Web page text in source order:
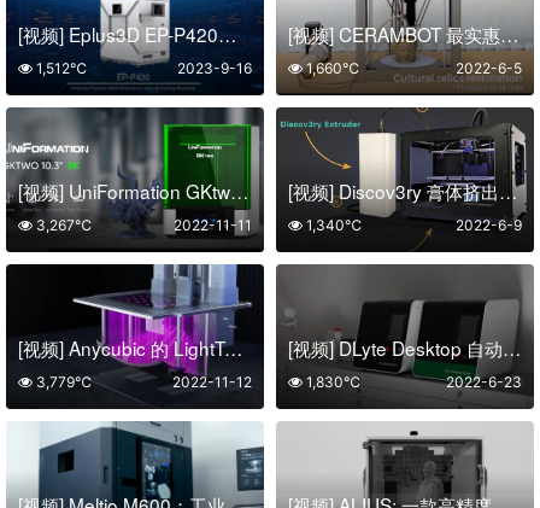
[视频] Eplus3D EP-P420尼龙3D打印机
2023-9-16
1,512℃
[视频] CERAMBOT 最实惠的陶瓷3D打印机
2022-6-5
1,660℃
[视频] UniFormation GKtwo 8K 10.3英寸LCD光固化3D打印机
2022-11-11
3,267℃
[视频] Discov3ry 膏体挤出机：经济实惠的 3D 打印机插件
2022-6-9
1,340℃
[视频] Anycubic 的 LightTurbo 2.0 光源方案
2022-11-12
3,779℃
[视频] DLyte Desktop 自动抛光机
2022-6-23
1,830℃